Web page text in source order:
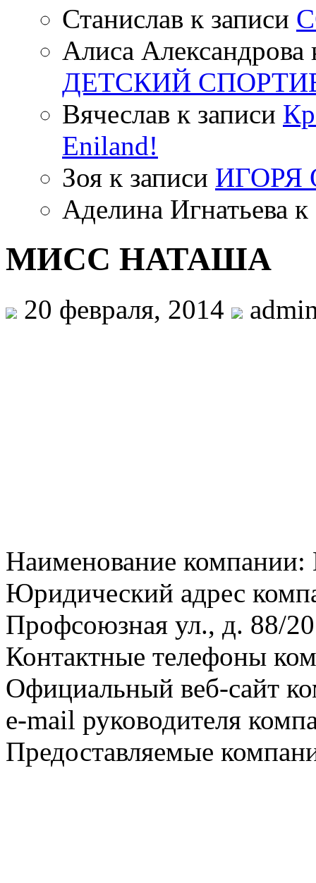
Станислав к записи
Алиса Александрова
ДЕТСКИЙ
Вячеслав к записи
Eniland!
Зоя к записи ИГОРЯ
Аделина Игнатьева к
МИСС НАТАША
20 февраля, 2014
Наименование
Юридический адрес
Профсоюзная ул., д. 88/20
Контактные телефоны
Официальный веб-сайт
e-mail руководителя
Предоставляемые